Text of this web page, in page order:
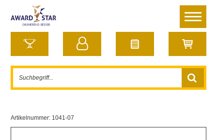
Artikelnummer: 1041-07